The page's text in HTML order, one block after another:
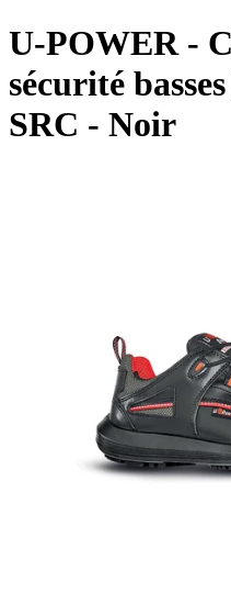
U-POWER -
sécurité
SRC - Noir